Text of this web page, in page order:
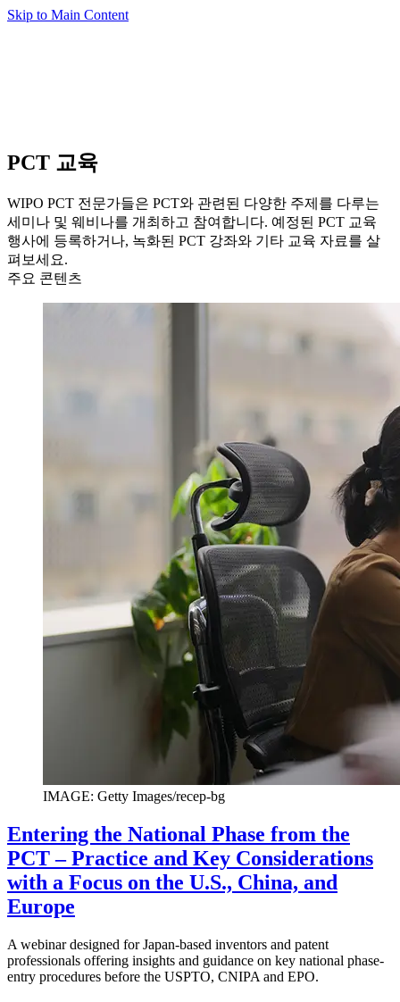
Skip to Main Content
PCT 교육
WIPO PCT 전문가들은 PCT와 관련된 다양한 주제를 다루는
세미나 및 웨비나를 개최하고 참여합니다. 예정된 PCT 교육
행사에 등록하거나, 녹화된 PCT 강좌와 기타 교육 자료를 살
펴보세요.
주요 콘텐츠
IMAGE: Getty Images/recep-bg
Entering the National Phase from the
PCT – Practice and Key Considerations
with a Focus on the U.S., China, and
Europe
A webinar designed for Japan-based inventors and patent
professionals offering insights and guidance on key national phase-
entry procedures before the USPTO, CNIPA and EPO.